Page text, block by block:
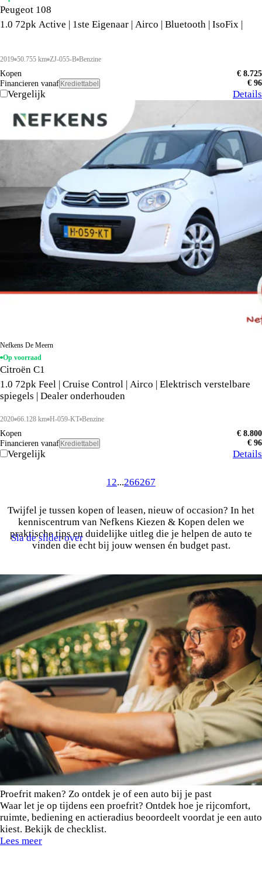
Peugeot 108
1.0 72pk Active | 1ste Eigenaar | Airco | Bluetooth | IsoFix |
2019 50.755 km ZJ-055-B Benzine
Kopen
€ 8.725
Financieren vanaf Krediettabel € 96
Vergelijk Details
Nefkens De Meern
Op voorraad
Citroën C1
1.0 72pk Feel | Cruise Control | Airco | Elektrisch verstelbare
spiegels | Dealer onderhouden
2020 66.128 km H-059-KT Benzine
Kopen
€ 8.800
Financieren vanaf Krediettabel € 96
Vergelijk Details
12...266267
Twijfel je tussen kopen of leasen, nieuw of occasion? In het
kenniscentrum van Nefkens Kiezen & Kopen delen we
praktische tips en duidelijke uitleg die je helpen de auto te
vinden die echt bij jouw wensen én budget past.
Sla de slider over
Proefrit maken? Zo ontdek je of een auto bij je past
Waar let je op tijdens een proefrit? Ontdek hoe je rijcomfort,
ruimte, bediening en actieradius beoordeelt voordat je een auto
kiest. Bekijk de checklist.
Lees meer